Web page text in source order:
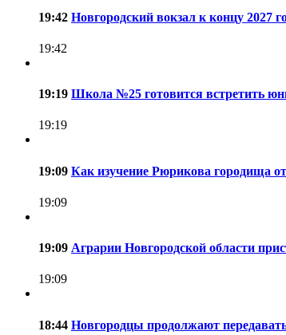
19:42 Новгородский вокзал к концу 2027
19:42
19:19 Школа №25 готовится встретить
19:19
19:09 Как изучение Рюрикова городища
19:09
19:09 Аграрии Новгородской области
19:09
18:44 Новгородцы продолжают